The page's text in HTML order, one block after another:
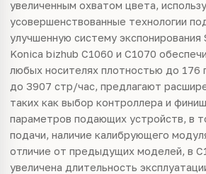
увеличенным охватом цвета,
усовершенствованные технологии
улучшенную систему экспонирования
Konica bizhub C1060 и C1070
любых носителях плотностью до 176
до 3907 стр/час, предлагают
таких как выбор контроллера и
параметров подающих устройств, в
подачи, наличие калибрующего
отличие от предыдущих моделей, в
увеличена длительность